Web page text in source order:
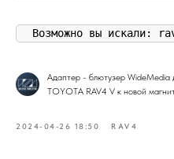
Возможно вы искали:
Адаптер - блютузер WideMedia
TOYOTA RAV4 V к новой
2024-04-26 18:50 RAV4